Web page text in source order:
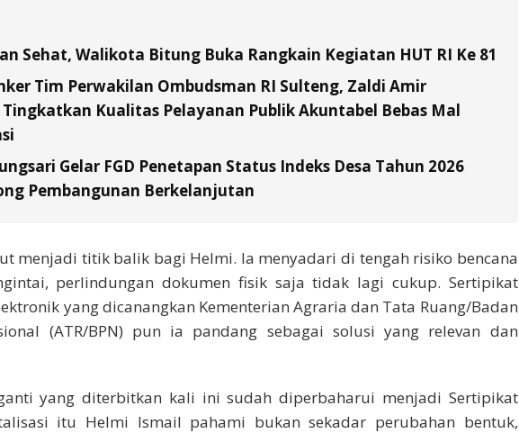
Sehat, Walikota Bitung Buka Rangkain Kegiatan HUT RI Ke 81
Tim Perwakilan Ombudsman RI Sulteng, Zaldi Amir
Kualitas Pelayanan Publik Akuntabel Bebas Mal
Gelar FGD Penetapan Status Indeks Desa Tahun 2026
Pembangunan Berkelanjutan
menjadi titik balik bagi Helmi. Ia menyadari di tengah risiko bencana
perlindungan dokumen fisik saja tidak lagi cukup. Sertipikat
yang dicanangkan Kementerian Agraria dan Tata Ruang/Badan
(ATR/BPN) pun ia pandang sebagai solusi yang relevan dan
yang diterbitkan kali ini sudah diperbaharui menjadi Sertipikat
itu Helmi Ismail pahami bukan sekadar perubahan bentuk,